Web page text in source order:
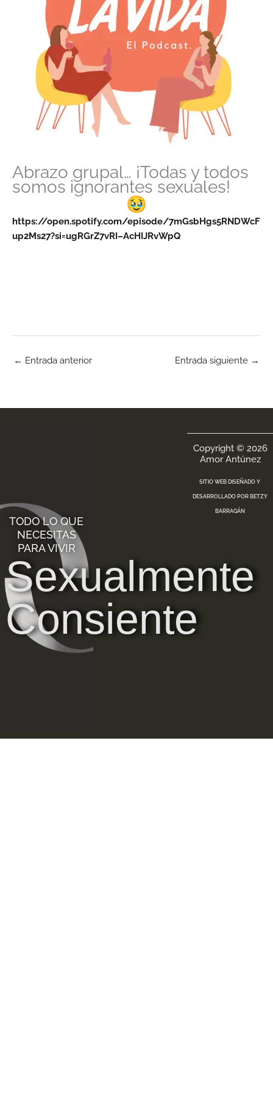
Abrazo grupal… ¡Todas y todos
somos ignorantes sexuales!
https://open.spotify.com/episode/7mGsbHgs5RNDWcF
up2Ms27?si=ugRGrZ7vRI–AcHIJRvWpQ
← Entrada anterior Entrada siguiente →
TODO LO QUE
NECESITAS
PARA VIVIR
Sexualmente
Consiente
Copyright © 2026
Amor Antúnez
SITIO WEB DISEÑADO Y
DESARROLLADO POR BETZY
BARRAGÁN